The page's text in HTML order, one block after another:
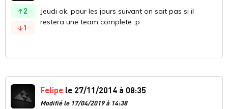
2
1
Jeudi ok, pour les jours suivant on sait pas si il
restera une team complete :p
Felipe le 27/11/2014 à 08:35
Modifié le 17/04/2019 à 14:38